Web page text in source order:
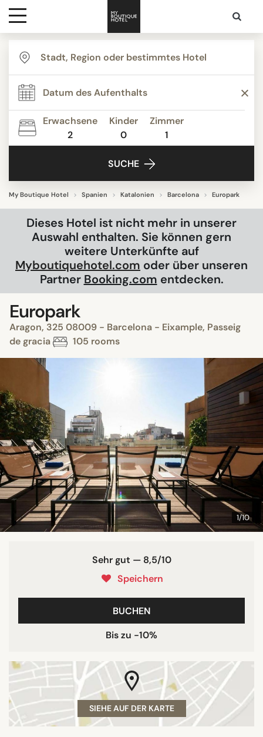
Ziele
Hotelarten
Kontakt
Erwachsene
2
Kinder
0
Zimmer
1
SUCHE
My Boutique Hotel Spanien Katalonien Barcelona Europark
Dieses Hotel ist nicht mehr in unserer
Auswahl enthalten. Sie können gern
weitere Unterkünfte auf
Myboutiquehotel.com oder über unseren
Partner Booking.com entdecken.
Europark
Aragon, 325 08009 - Barcelona - Eixample, Passeig
de gracia
105 rooms
1/10
Sehr gut — 8,5/10
Speichern
BUCHEN
Bis zu -10%
SIEHE AUF DER KARTE